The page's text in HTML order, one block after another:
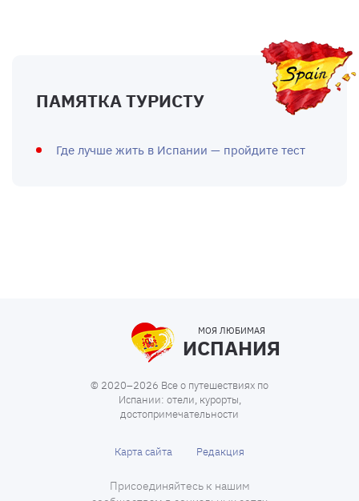
ПАМЯТКА ТУРИСТУ
Где лучше жить в Испании — пройдите тест
МОЯ ЛЮБИМАЯ
ИСПАНИЯ
© 2020–2026 Все о путешествиях по
Испании: отели, курорты,
достопримечательности
Карта сайта Редакция
Присоединяйтесь к нашим